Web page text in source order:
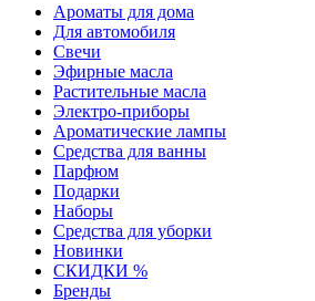
Ароматы для дома
Для автомобиля
Свечи
Эфирные масла
Растительные масла
Электро-приборы
Ароматические лампы
Средства для ванны
Парфюм
Подарки
Наборы
Средства для уборки
Новинки
СКИДКИ %
Бренды